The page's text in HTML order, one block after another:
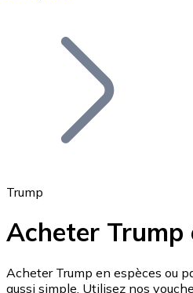
Bitcoin
Ethereum
Trump
Acheter Trump
Acheter Trump en espèces ou
aussi simple. Utilisez nos